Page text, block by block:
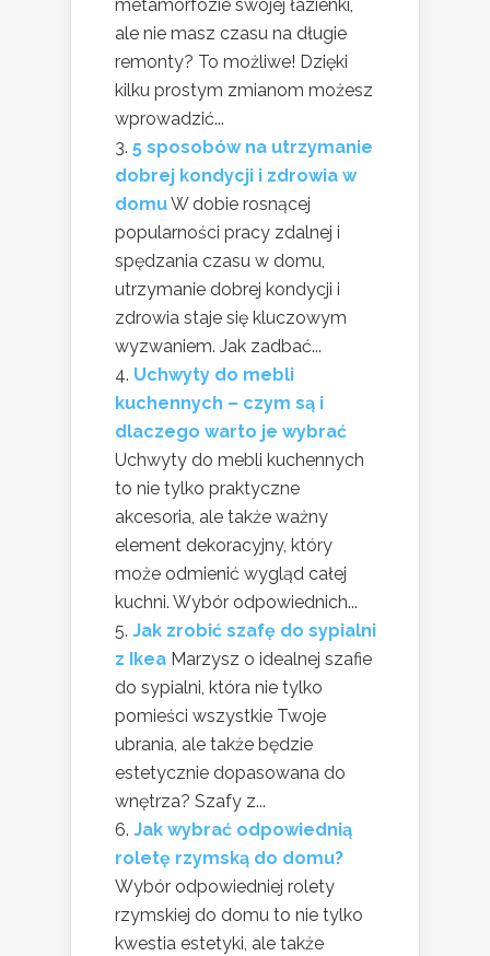
metamorfozie swojej łazienki,
ale nie masz czasu na długie
remonty? To możliwe! Dzięki
kilku prostym zmianom możesz
wprowadzić...
5 sposobów na utrzymanie
dobrej kondycji i zdrowia w
domuW dobie rosnącej
popularności pracy zdalnej i
spędzania czasu w domu,
utrzymanie dobrej kondycji i
zdrowia staje się kluczowym
wyzwaniem. Jak zadbać...
Uchwyty do mebli
kuchennych – czym są i
dlaczego warto je wybrać
Uchwyty do mebli kuchennych
to nie tylko praktyczne
akcesoria, ale także ważny
element dekoracyjny, który
może odmienić wygląd całej
kuchni. Wybór odpowiednich...
Jak zrobić szafę do sypialni
z Ikea Marzysz o idealnej szafie
do sypialni, która nie tylko
pomieści wszystkie Twoje
ubrania, ale także będzie
estetycznie dopasowana do
wnętrza? Szafy z...
Jak wybrać odpowiednią
roletę rzymską do domu?
Wybór odpowiedniej rolety
rzymskiej do domu to nie tylko
kwestia estetyki, ale także